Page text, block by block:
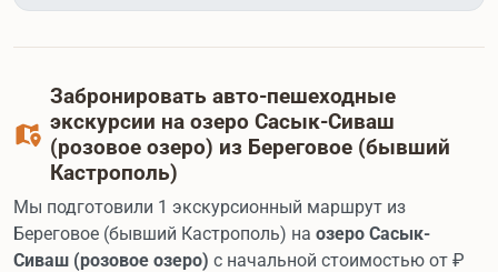
Забронировать авто-пешеходные
экскурсии на озеро Сасык-Сиваш
(розовое озеро) из Береговое (бывший
Кастрополь)
Мы подготовили 1 экскурсионный маршрут из
Береговое (бывший Кастрополь) на озеро Сасык-
Сиваш (розовое озеро) с начальной стоимостью от ₽